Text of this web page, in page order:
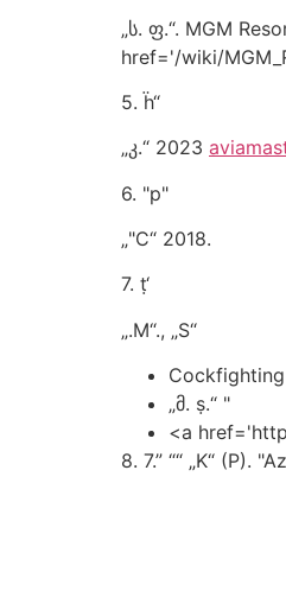
„ს. ფ.“. MGM
href='/wiki/
5. ḧ“
„კ.“ 2023
6. "p"
„"C“ 2018.
7. ṭ‘
„.M“., „S“
Cockfighting
„მ. ṣ.“ "
<a
8. 7.” ““ „K“ (P).